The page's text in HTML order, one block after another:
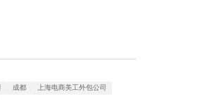
成都
上海电商美工外包公司